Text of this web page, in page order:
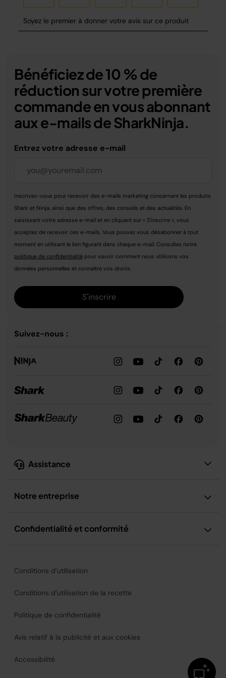
Assistance
Notre entreprise
Confidentialité et conformité
Bénéficiez de 10 % de
réduction sur votre première
commande en vous abonnant
aux e-mails de SharkNinja.
Entrez votre adresse e-mail
Inscrivez-vous pour recevoir des e-mails marketing concernant les produits
Shark et Ninja, ainsi que des offres, des conseils et des actualités. En
saisissant votre adresse e-mail et en cliquant sur « S'inscrire », vous
acceptez de recevoir ces e-mails. Vous pouvez vous désabonner à tout
moment en utilisant le lien figurant dans chaque e-mail. Consultez notre
politique de confidentialité pour savoir comment nous utilisons vos
données personnelles et connaître vos droits.
S'inscrire
Suivez-nous :
Conditions d’utilisation
Conditions d’utilisation de la recette
Politique de confidentialité
Avis relatif à la publicité et aux cookies
Accessibilité